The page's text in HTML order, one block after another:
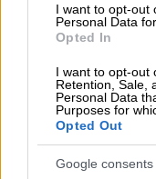
I want to opt-out
Personal Data
Opted In
I want to opt-out
Retention, Sale,
Personal Data
Purposes for
Opted Out
Google consents
Δασκαλάκης: Το
τηλέφωνο. Και
βράδυ θα πάω
χωριό και μην